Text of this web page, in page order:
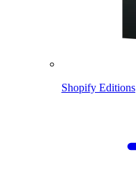
Shopify Editions